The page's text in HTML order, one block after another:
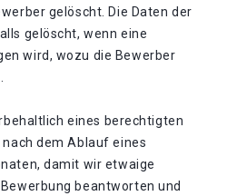
gelöscht. Die Daten der
gelöscht, wenn eine
wird, wozu die Bewerber
eines berechtigten
dem Ablauf eines
damit wir etwaige
beantworten und